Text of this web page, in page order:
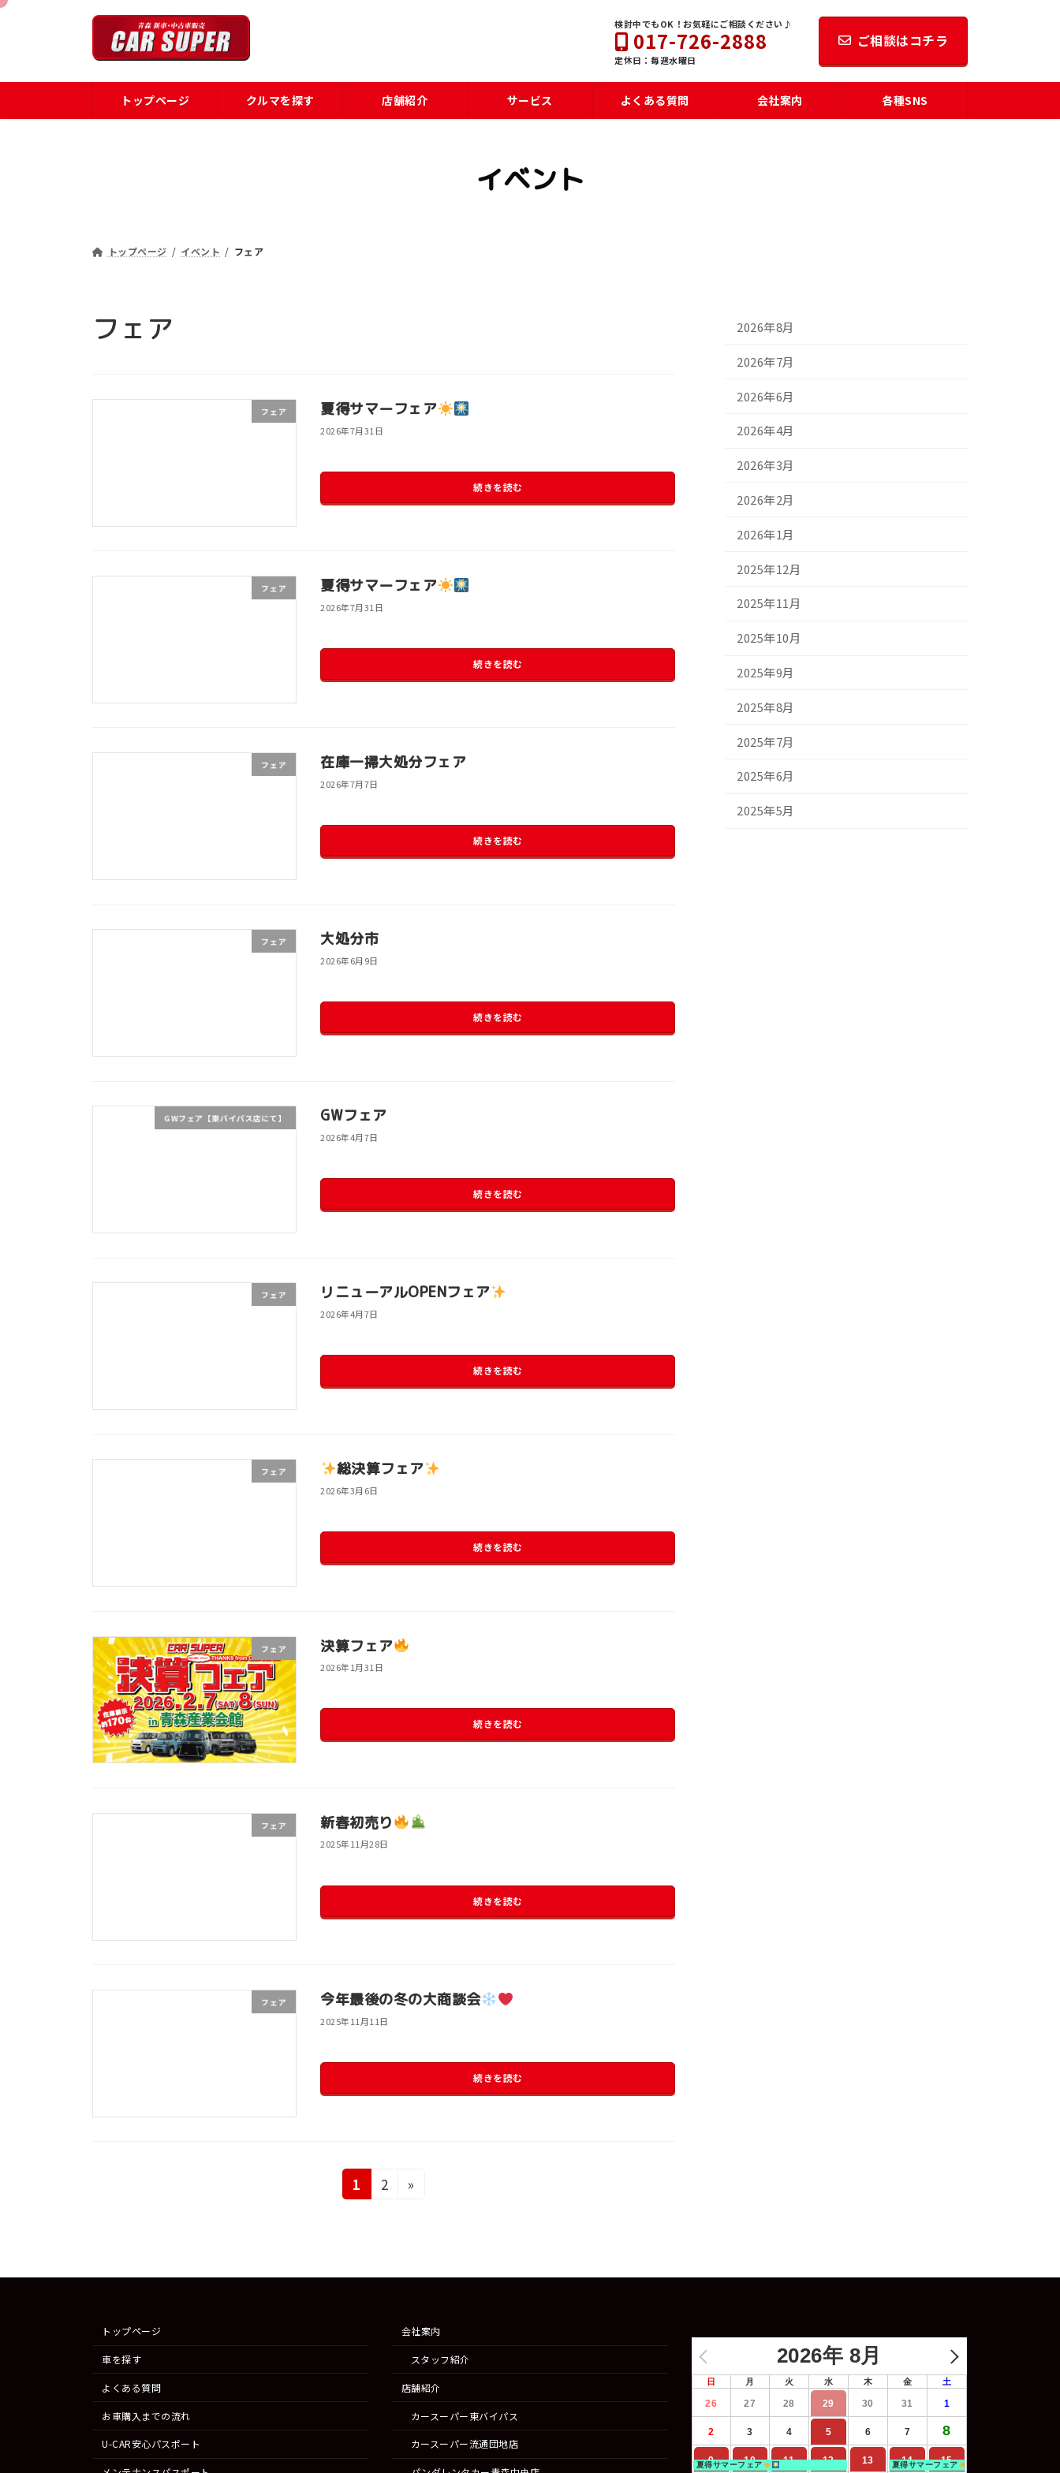
コ
ツ
ナ
シ
検討中でもOK！お気軽にご相談ください♪
017-726-2888
定休日：毎週水曜日
ご相談はコチラ
トップページ クルマを探す 店舗紹介 サービス よくある質問 会社案内 各種SNS
イベント
トップページ イベント フェア
フェア
フェア 夏得サマーフェア
2026年7月31日
続きを読む
フェア 夏得サマーフェア
2026年7月31日
続きを読む
フェア 在庫一掃大処分フェア
2026年7月7日
続きを読む
フェア 大処分市
2026年6月9日
続きを読む
GWフェア【東バイパス店にて】 GWフェア
2026年4月7日
続きを読む
フェア リニューアルOPENフェア
2026年4月7日
続きを読む
フェア 総決算フェア
2026年3月6日
続きを読む
フェア 決算フェア
2026年1月31日
続きを読む
フェア 新春初売り
2025年11月28日
続きを読む
フェア 今年最後の冬の大商談会
2025年11月11日
続きを読む
ペ
ジ
送
り
固
定
1
固
2 »
2026年8月
2026年7月
2026年6月
2026年4月
2026年3月
2026年2月
2026年1月
2025年12月
2025年11月
2025年10月
2025年9月
2025年8月
2025年7月
2025年6月
2025年5月
トップページ
車を探す
よくある質問
お車購入までの流れ
U-CAR安心パスポート
会社案内
スタッフ紹介
店舗紹介
カースーパー東バイパス
カースーパー流通団地店
2026年 8月
日 月 火 水 木 金 土
26 27 28 29 30 31 1
2 3 4 5 6 7 8
9 10 11 12 13 14 15
夏得サマーフェア 夏得サマーフェア